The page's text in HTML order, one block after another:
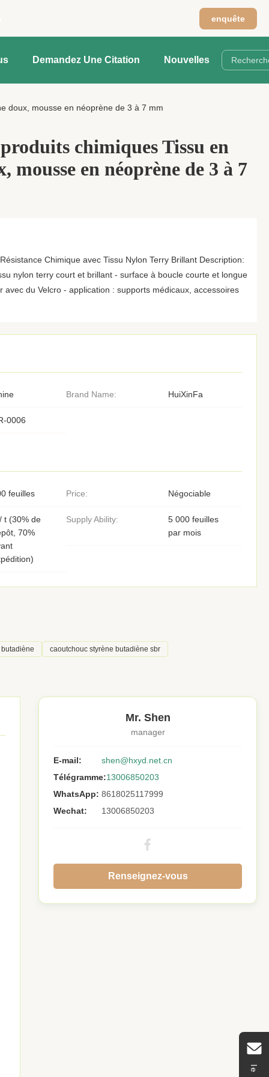
enquête
Demandez Une Citation Nouvelles
doux, mousse en néoprène de 3 à 7 mm
chimiques Tissu en
mousse en néoprène de 3 à 7
Chimique avec Tissu Nylon Terry Brillant Description:
nylon terry court et brillant - surface à boucle courte et longue
avec du Velcro - application : supports médicaux, accessoires
Brand Name: HuiXinFa
0006
feuilles Price: Négociable
t (30% de
70%
Supply Ability:
5 000 feuilles
par mois
caoutchouc styrène butadiène sbr
Mr. Shen
manager
E-mail:
shen@hxyd.net.cn
Télégramme:13006850203
WhatsApp: 8618025117999
Wechat:
13006850203
Renseignez-vous